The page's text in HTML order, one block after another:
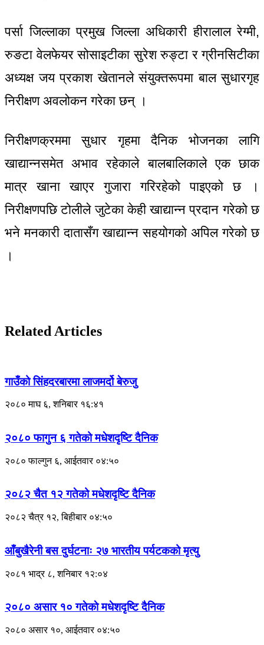
पर्सा जिल्लाका प्रमुख जिल्ला अधिकारी हीरालाल रेग्मी,
रुङटा वेलफेयर सोसाइटीका सुरेश रुङ्टा र ग्रीनसिटीका
अध्यक्ष जय प्रकाश खेतानले संयुक्तरूपमा बाल सुधारगृह
निरीक्षण अवलोकन गरेका छन् ।
निरीक्षणक्रममा सुधार गृहमा दैनिक भोजनका लागि
खाद्यान्नसमेत अभाव रहेकाले बालबालिकाले एक छाक
मात्र खाना खाएर गुजारा गरिरहेको पाइएको छ ।
निरीक्षणपछि टोलीले जुटेका केही खाद्यान्न प्रदान गरेको छ
भने मनकारी दातासँग खाद्यान्न सहयोगको अपिल गरेको छ
।
Related Articles
गाउँको सिंहदरबारमा लाजमर्दो बेरुजु
२०८० माघ ६, शनिबार १६:४१
२०८० फागुन ६ गतेको मधेशदृष्टि दैनिक
२०८० फाल्गुन ६, आईतवार ०४:५०
२०८२ चैत १२ गतेको मधेशदृष्टि दैनिक
२०८२ चैत्र १२, बिहीबार ०४:५०
आँबुखैरेनी बस दुर्घटनाः २७ भारतीय पर्यटकको मृत्यु
२०८१ भाद्र ८, शनिबार १२:०४
२०८० असार १० गतेकाे मधेशदृष्टि दैनिक
२०८० असार १०, आईतवार ०४:५०